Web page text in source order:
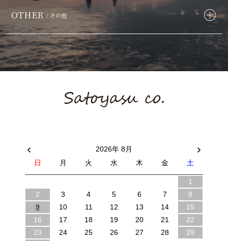
OTHER / その他
2026年 8月
日
月 火 水 木 金 土
1
2
3 4 5 6 7
8
9
10 11 12 13 14
15
16
17 18 19 20 21
22
23
24 25 26 27 28
29